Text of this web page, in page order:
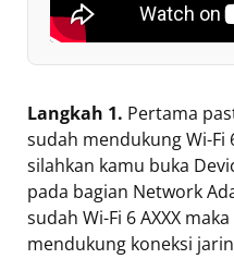
Langkah 1. Pertama
sudah mendukung Wi-
silahkan kamu buka
pada bagian Network
sudah Wi-Fi 6 AXXX
mendukung koneksi